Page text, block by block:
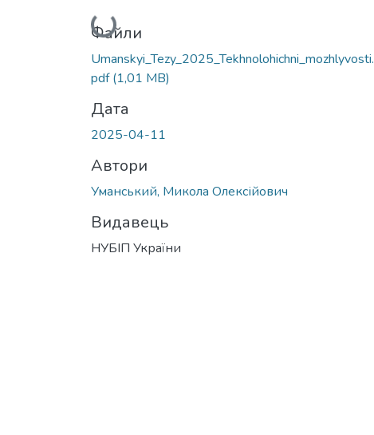
Вантажиться...
Файли
Umanskyi_Tezy_2025_Tekhnolohichni_mozhlyvosti.
pdf(1,01 MB)
Дата
2025-04-11
Автори
Уманський, Микола Олексійович
Видавець
НУБІП України